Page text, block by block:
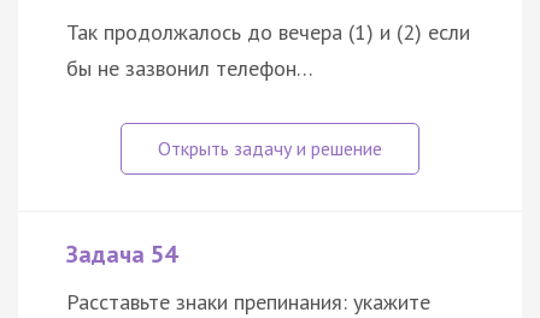
Так продолжалось до вечера (1) и (2) если
бы не зазвонил телефон…
Задача 54
Расставьте знаки препинания: укажите